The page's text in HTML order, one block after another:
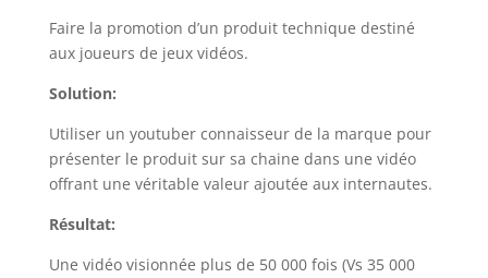
Faire la promotion d’un produit technique destiné
aux joueurs de jeux vidéos.
Solution:
Utiliser un youtuber connaisseur de la marque pour
présenter le produit sur sa chaine dans une vidéo
offrant une véritable valeur ajoutée aux internautes.
Résultat:
Une vidéo visionnée plus de 50 000 fois (Vs 35 000